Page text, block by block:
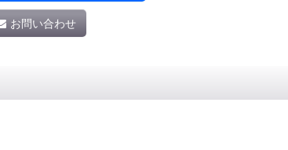
お問い合わせ